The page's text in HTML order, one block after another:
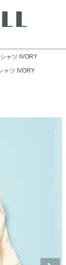
ャツ IVORY
ャツ IVORY
マルト
ブラ
2,860
〜